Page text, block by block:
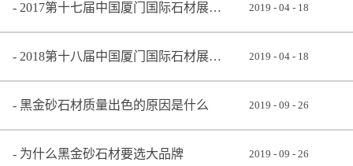
2017第十七届中国厦门国际石材展览会 2019 - 04 - 18
2018第十八届中国厦门国际石材展览会 2019 - 04 - 18
黑金砂石材质量出色的原因是什么 2019 - 09 - 26
为什么黑金砂石材要选大品牌 2019 - 09 - 26